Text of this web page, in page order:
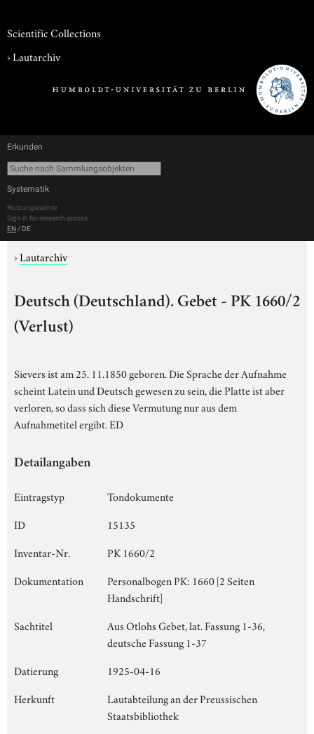
Scientific Collections
›Lautarchiv
Erkunden
Systematik
Nutzungsrechte
Sign in for research access
EN / DE
›Lautarchiv
Deutsch (Deutschland). Gebet - PK 1660/2
(Verlust)
Sievers ist am 25. 11.1850 geboren. Die Sprache der Aufnahme
scheint Latein und Deutsch gewesen zu sein, die Platte ist aber
verloren, so dass sich diese Vermutung nur aus dem
Aufnahmetitel ergibt. ED
Detailangaben
Eintragstyp
Tondokumente
ID
15135
Inventar-Nr.
PK 1660/2
Dokumentation
Personalbogen PK: 1660 [2 Seiten
Handschrift]
Sachtitel
Aus Otlohs Gebet, lat. Fassung 1-36,
deutsche Fassung 1-37
Datierung
1925-04-16
Herkunft
Lautabteilung an der Preussischen
Staatsbibliothek